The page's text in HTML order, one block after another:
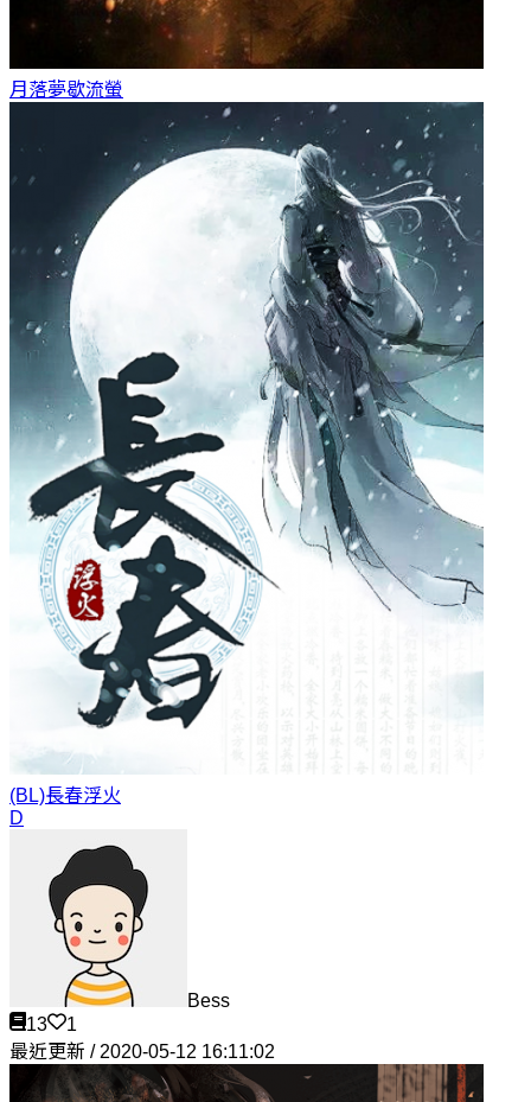
月落夢歇流螢
(BL)長春浮火
D
Bess
13
1
最近更新 / 2020-05-12 16:11:02